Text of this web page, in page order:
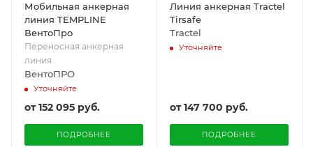
Мобильная анкерная
линия TEMPLINE
ВентоПро
Переносная анкерная
линия
ВентоПРО
Уточняйте
от152 095 руб.
ПОДРОБНЕЕ
Линия анкерная Tractel
Tirsafe
Tractel
Уточняйте
от147 700 руб.
ПОДРОБНЕЕ